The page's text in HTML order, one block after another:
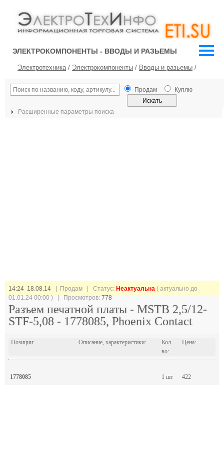
ЭЛЕКТРОКОМПОНЕНТЫ - ВВОДЫ И РАЗЬЕМЫ
Электротехника/ Электрокомпоненты / Вводы и разьемы /
Продам Куплю
Расширенные параметры поиска
14:24 18.08.14 | Продам | Статус: Неактуальна ( актуально до
01.01.24 00:00 ) | Просмотров:778
Разъем печатной платы - MSTB 2,5/12-
STF-5,08 - 1778085, Phoenix Contact
Позиции: Описание, характеристики:
Кол-
во:
Цена:
1778085 1 шт 422